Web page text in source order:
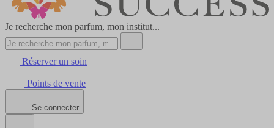
Je recherche mon parfum, mon institut...
Réserver un soin
Points de vente
Se connecter